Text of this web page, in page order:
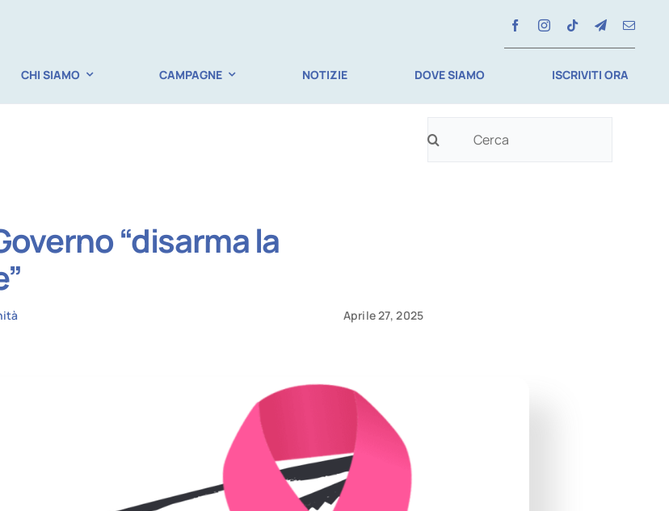
CHI SIAMO CAMPAGNE NOTIZIE DOVE SIAMO ISCRIVITI ORA
per:
“disarma la
Aprile 27, 2025